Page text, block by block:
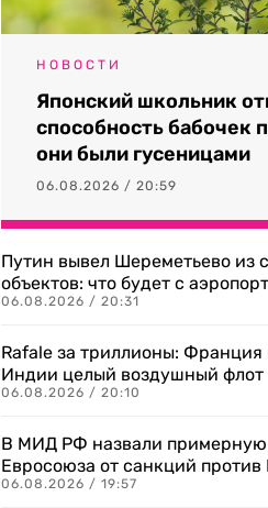
НОВОСТИ
Японский школьник
способность бабочек
они были гусеницами
06.08.2026 / 20:59
Путин вывел Шереметьево из
объектов: что будет с
06.08.2026 / 20:31
Rafale за триллионы: Франция
Индии целый воздушный флот
06.08.2026 / 20:10
В МИД РФ назвали примерную
Евросоюза от санкций против
06.08.2026 / 19:57